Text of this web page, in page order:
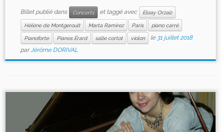
Billet publié dans Concerts et taggé avec Eloay Orzaiz
Hélène de Montgeroult Marta Ramirez Paris piano carré
Pianoforte Pianos Érard salle cortot violon le 31 juillet 2018
parJérôme DORIVAL